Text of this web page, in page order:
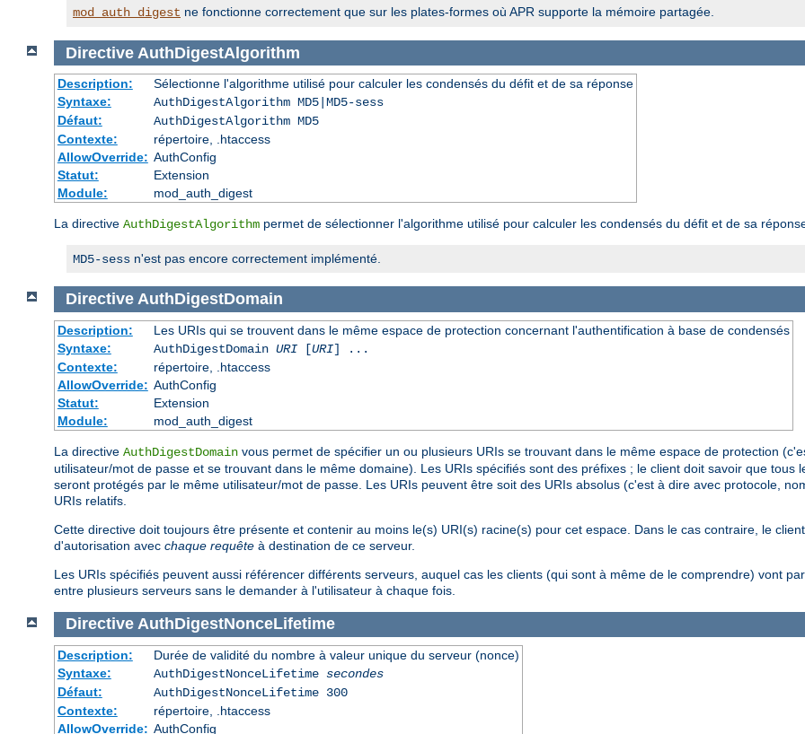
mod_auth_digest ne fonctionne correctement que sur les plates-formes où APR supporte la mémoire partagée.
Directive AuthDigestAlgorithm
Description:
Sélectionne l'algorithme utilisé pour calculer les condensés du défit et de sa réponse
Syntaxe:
AuthDigestAlgorithm MD5|MD5-sess
Défaut:
AuthDigestAlgorithm MD5
Contexte:
répertoire, .htaccess
AllowOverride: AuthConfig
Statut:
Extension
Module:
mod_auth_digest
La directive AuthDigestAlgorithm permet de sélectionner l'algorithme utilisé pour calculer les condensés du défit et de sa
MD5-sess n'est pas encore correctement implémenté.
Directive AuthDigestDomain
Description:
Les URIs qui se trouvent dans le même espace de protection concernant l'authentification à base de condensés
Syntaxe:
AuthDigestDomain URI[URI] ...
Contexte:
répertoire, .htaccess
AllowOverride: AuthConfig
Statut:
Extension
Module:
mod_auth_digest
La directive AuthDigestDomain vous permet de spécifier un ou plusieurs URIs se trouvant dans le même espace de protection
utilisateur/mot de passe et se trouvant dans le même domaine). Les URIs spécifiés sont des préfixes ; le client doit savoir que tous
seront protégés par le même utilisateur/mot de passe. Les URIs peuvent être soit des URIs absolus (c'est à dire avec protocole,
URIs relatifs.
Cette directive doit toujours être présente et contenir au moins le(s) URI(s) racine(s) pour cet espace. Dans le cas contraire, le
d'autorisation avec chaque requête à destination de ce serveur.
Les URIs spécifiés peuvent aussi référencer différents serveurs, auquel cas les clients (qui sont à même de le comprendre) vont
entre plusieurs serveurs sans le demander à l'utilisateur à chaque fois.
Directive AuthDigestNonceLifetime
Description:
Durée de validité du nombre à valeur unique du serveur (nonce)
Syntaxe:
AuthDigestNonceLifetime secondes
Défaut:
AuthDigestNonceLifetime 300
Contexte:
répertoire, .htaccess
AllowOverride: AuthConfig